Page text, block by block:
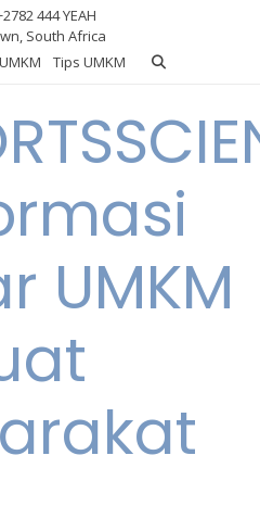
444 YEAH
South Africa
Tips UMKM
UMKM